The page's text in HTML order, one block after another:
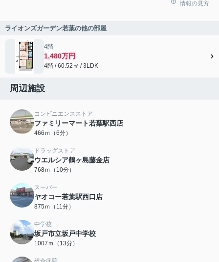
情報の見方
ライオンズガーデン若葉の他の部屋
4階
1,480万円
4階 / 60.52㎡ / 3LDK
周辺施設
コンビニエンスストア
ファミリーマート若葉駅西店
466ｍ（6分）
ドラッグストア
ウエルシア鶴ヶ島藤金店
768ｍ（10分）
スーパー
ヤオコー若葉駅西口店
875ｍ（11分）
中学校
坂戸市立坂戸中学校
1007ｍ（13分）